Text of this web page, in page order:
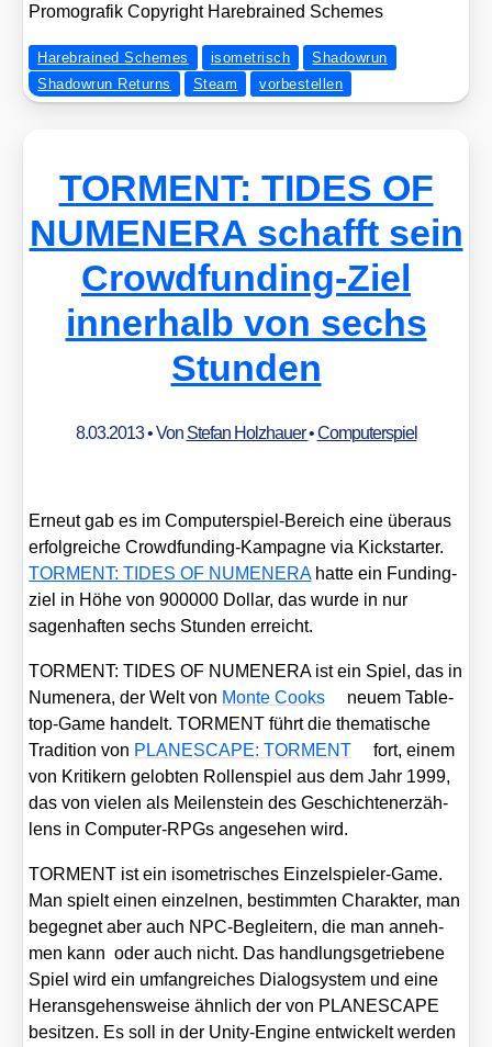
Pro­mo­gra­fik Copy­right Hare­brai­ned Sche­mes
Harebrained Schemes isometrisch
Shadowrun
Shadowrun Returns
Steam vorbestellen
TORMENT: TIDES OF
NUMENERA schafft sein
Crowdfunding-Ziel
innerhalb von sechs
Stunden
8.03.2013• Von Stefan Holzhauer•Computerspiel
Erneut gab es im Com­pu­ter­spiel-Bereich eine über­aus
erfolg­rei­che Crowd­fun­ding-Kam­pa­gne via Kick­star­ter.
TORMENT: TIDES OF NUMENERAhat­te ein Fun­ding­
ziel in Höhe von 900000 Dol­lar, das wur­de in nur
sagen­haf­ten sechs Stun­den erreicht.
TORMENT: TIDES OF NUMENERA ist ein Spiel, das in
Nume­ne­ra, der Welt von Mon­te Cooks
neu­em Table­
top-Game han­delt. TORMENT führt die the­ma­ti­sche
Tra­di­ti­on von PLANESCAPE: TORMENT
fort, einem
von Kri­ti­kern gelob­ten Rol­len­spiel aus dem Jahr 1999,
das von vie­len als Mei­len­stein des Geschich­ten­er­zäh­
lens in Com­pu­ter-RPGs ange­se­hen wird.
TORMENT ist ein iso­me­tri­sches Ein­zel­spie­ler-Game.
Man spielt einen ein­zel­nen, bestimm­ten Cha­rak­ter, man
begeg­net aber auch NPC-Beglei­tern, die man anneh­
men kann oder auch nicht. Das hand­lungs­ge­trie­be­ne
Spiel wird ein umfang­rei­ches Dia­log­sys­tem und eine
Her­ans­ge­hens­wei­se ähn­lich der von PLANESCAPE
besit­zen. Es soll in der Unity-Engi­ne ent­wi­ckelt wer­den